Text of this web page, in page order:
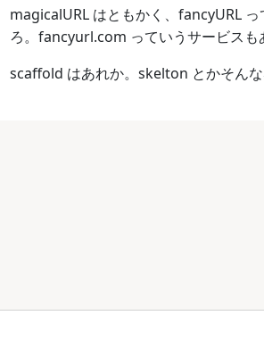
magicalURL はともかく、fancyURL
ろ。fancyurl.com っていうサービスも
scaffold はあれか。skelton とかそん